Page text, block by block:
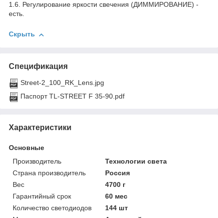
1.6. Регулирование яркости свечения (ДИММИРОВАНИЕ) -
есть.
Скрыть
Спецификация
Street-2_100_RK_Lens.jpg
Паспорт TL-STREET F 35-90.pdf
Характеристики
Основные
Производитель
Технологии света
Страна производитель
Россия
Вес
4700 г
Гарантийный срок
60 мес
Количество светодиодов
144 шт